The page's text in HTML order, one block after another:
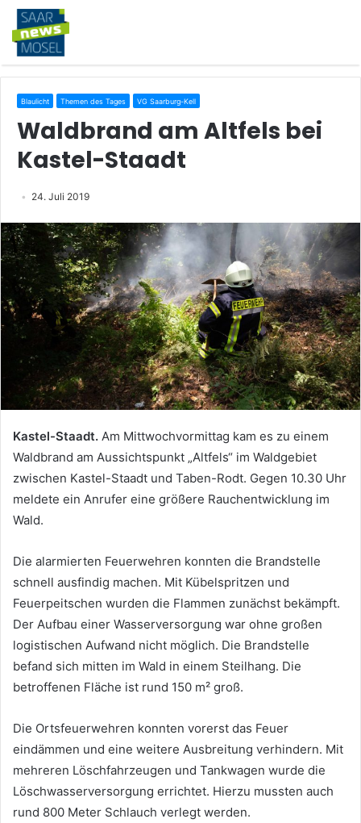
Blaulicht Themen des Tages VG Saarburg-Kell
Waldbrand am Altfels bei
Kastel-Staadt
24. Juli 2019
Kastel-Staadt. Am Mittwochvormittag kam es zu einem
Waldbrand am Aussichtspunkt „Altfels“ im Waldgebiet
zwischen Kastel-Staadt und Taben-Rodt. Gegen 10.30 Uhr
meldete ein Anrufer eine größere Rauchentwicklung im
Wald.
Die alarmierten Feuerwehren konnten die Brandstelle
schnell ausfindig machen. Mit Kübelspritzen und
Feuerpeitschen wurden die Flammen zunächst bekämpft.
Der Aufbau einer Wasserversorgung war ohne großen
logistischen Aufwand nicht möglich. Die Brandstelle
befand sich mitten im Wald in einem Steilhang. Die
betroffenen Fläche ist rund 150 m² groß.
Die Ortsfeuerwehren konnten vorerst das Feuer
eindämmen und eine weitere Ausbreitung verhindern. Mit
mehreren Löschfahrzeugen und Tankwagen wurde die
Löschwasserversorgung errichtet. Hierzu mussten auch
rund 800 Meter Schlauch verlegt werden.